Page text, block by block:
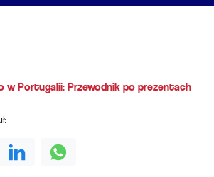
w Portugalii: Przewodnik po prezentach na